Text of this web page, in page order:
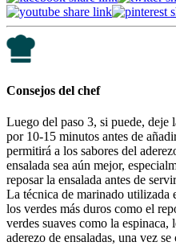
Consejos del chef
Luego del paso 3, si puede, deje
por 10-15 minutos antes de
permitirá a los sabores del
ensalada sea aún mejor,
reposar la ensalada antes de
La técnica de marinado utilizada
los verdes más duros como el
verdes suaves como la espinaca,
aderezo de ensaladas, una vez